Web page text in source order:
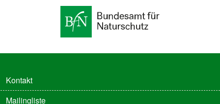
Kontakt
Mailingliste